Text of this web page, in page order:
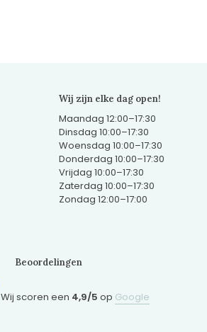
Wij zijn elke dag open!
Maandag 12:00–17:30
Dinsdag 10:00–17:30
Woensdag 10:00–17:30
Donderdag 10:00–17:30
Vrijdag 10:00–17:30
Zaterdag 10:00–17:30
Zondag 12:00–17:00
Beoordelingen
Wij scoren een 4,9/5 op Google